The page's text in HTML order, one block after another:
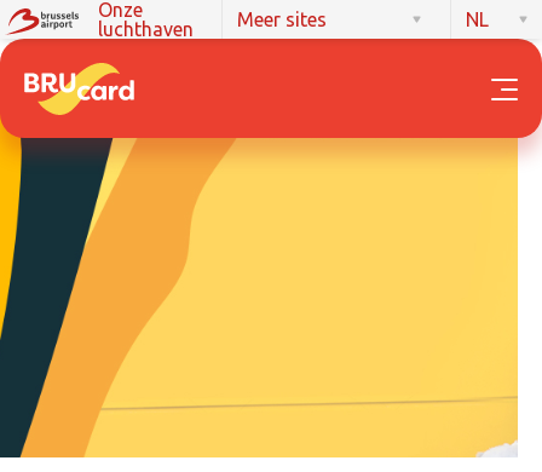
Onze
luchthaven
Meer sites NL